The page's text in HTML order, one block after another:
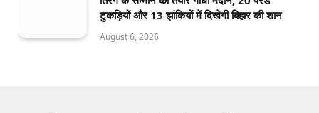
टुकड़ियों और 13 झांकियों में दिखेगी बिहार की शान
August 6, 2026